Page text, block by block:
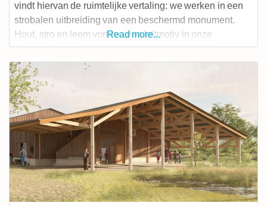
vindt hiervan de ruimtelijke vertaling: we werken in een
strobalen uitbreiding van een beschermd monument.
Hout, stro en leem vormen een leitmotiv in onze
ontwerpen, aangevuld met andere ecologische
materialen en technieken, zoals bijvoorbeeld schelpen
en kalkhennep, een perfecte isolator bij
Read more...